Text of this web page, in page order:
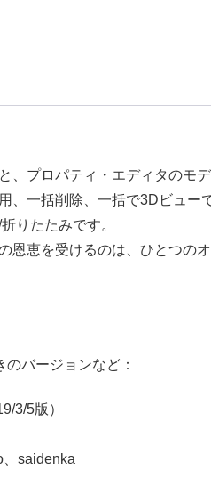
、プロパティ・エディタのモ
、一括削除、一括で3Dビュー
りたたみです。
恩恵を受けるのは、ひとつの
バージョンなど：
3/5版）
、saidenka